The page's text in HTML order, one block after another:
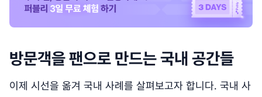
방문객을 팬으로 만드는 국내 공간들
이제 시선을 옮겨 국내 사례를 살펴보고자 합니다. 국내 사